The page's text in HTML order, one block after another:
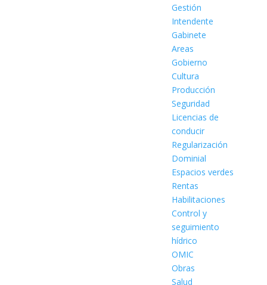
Gestión
Intendente
Gabinete
Areas
Gobierno
Cultura
Producción
Seguridad
Licencias de
conducir
Regularización
Dominial
Espacios verdes
Rentas
Habilitaciones
Control y
seguimiento
hídrico
OMIC
Obras
Salud